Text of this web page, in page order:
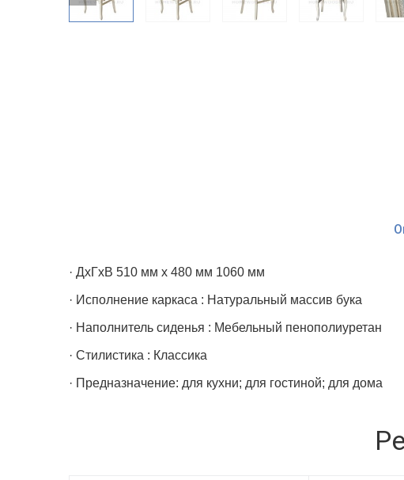
· ДхГхВ 510 мм х 480 мм 1060 мм
· Исполнение каркаса : Натуральный массив бука
· Наполнитель сиденья : Мебельный пенополиуретан
· Стилистика : Классика
· Предназначение: для кухни; для гостиной; для дома